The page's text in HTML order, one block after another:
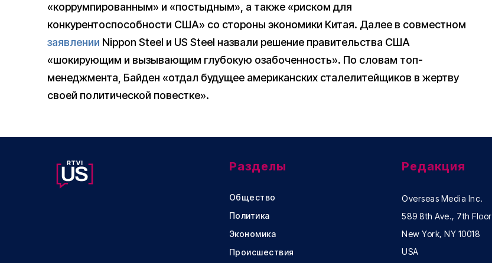
«коррумпированным» и «постыдным», а также «риском для
конкурентоспособности США» со стороны экономики Китая. Далее в совместном
заявлении Nippon Steel и US Steel назвали решение правительства США
«шокирующим и вызывающим глубокую озабоченность». По словам топ-
менеджмента, Байден «отдал будущее американских сталелитейщиков в жертву
своей политической повестке».
Разделы
Общество
Политика
Экономика
Происшествия
Редакция
Overseas Media Inc.
589 8th Ave., 7th Floor
New York, NY 10018
USA